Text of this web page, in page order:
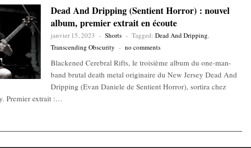
Dead And Dripping (Sentient Horror) : nouvel
album, premier extrait en écoute
janvier 15, 2023 - Shorts - Tagged: Dead And Dripping,
Transcending Obscurity - no comments
Blackened Cerebral Rifts, le troisième album du one-man-
band brutal death metal originaire du New Jersey Dead And
Dripping (Evan Daniele de Sentient Horror), sortira chez
Premier extrait :…